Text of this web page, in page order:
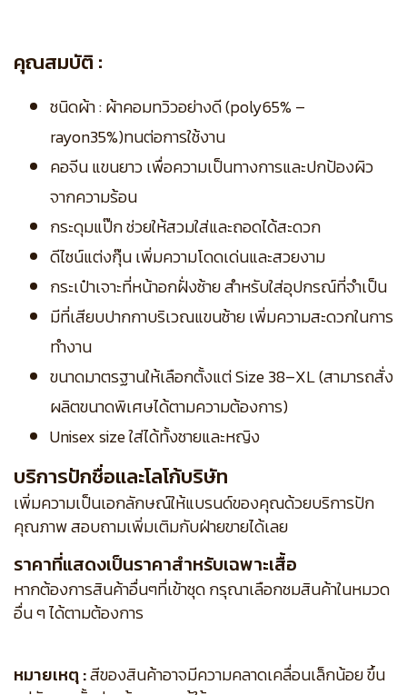
คุณสมบัติ :
ชนิดผ้า : ผ้าคอมทวิวอย่างดี (poly65% –
rayon35%)ทนต่อการใช้งาน
คอจีน แขนยาว เพื่อความเป็นทางการและปกป้องผิว
จากความร้อน
กระดุมแป๊ก ช่วยให้สวมใส่และถอดได้สะดวก
ดีไซน์แต่งกุ๊น เพิ่มความโดดเด่นและสวยงาม
กระเป๋าเจาะที่หน้าอกฝั่งซ้าย สำหรับใส่อุปกรณ์ที่จำเป็น
มีที่เสียบปากกาบริเวณแขนซ้าย เพิ่มความสะดวกในการ
ทำงาน
ขนาดมาตรฐานให้เลือกตั้งแต่ Size 38–XL (สามารถสั่ง
ผลิตขนาดพิเศษได้ตามความต้องการ)
Unisex size ใส่ได้ทั้งชายและหญิง
บริการปักชื่อและโลโก้บริษัท
เพิ่มความเป็นเอกลักษณ์ให้แบรนด์ของคุณด้วยบริการปัก
คุณภาพ สอบถามเพิ่มเติมกับฝ่ายขายได้เลย
ราคาที่แสดงเป็นราคาสำหรับเฉพาะเสื้อ
หากต้องการสินค้าอื่นๆที่เข้าชุด กรุณาเลือกชมสินค้าในหมวด
อื่น ๆ ได้ตามต้องการ
หมายเหตุ :สีของสินค้าอาจมีความคลาดเคลื่อนเล็กน้อย ขึ้น